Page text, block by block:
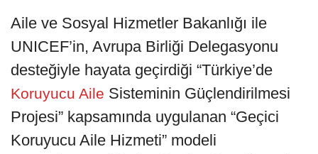
Aile ve Sosyal Hizmetler Bakanlığı ile
UNICEF’in, Avrupa Birliği Delegasyonu
desteğiyle hayata geçirdiği “Türkiye’de
Koruyucu Aile Sisteminin Güçlendirilmesi
Projesi” kapsamında uygulanan “Geçici
Koruyucu Aile Hizmeti” modeli